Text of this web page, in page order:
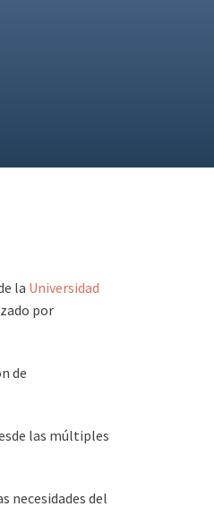
la Universidad
por
de
las múltiples
necesidades del